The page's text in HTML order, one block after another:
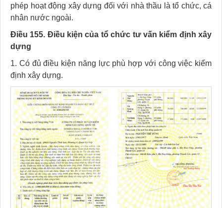
phép hoạt động xây dựng đối với nhà thầu là tổ chức, cá
nhân nước ngoài.
Điều 155. Điều kiện của tổ chức tư vấn kiểm định xây
dựng
1. Có đủ điều kiện năng lực phù hợp với công việc kiểm
định xây dựng.